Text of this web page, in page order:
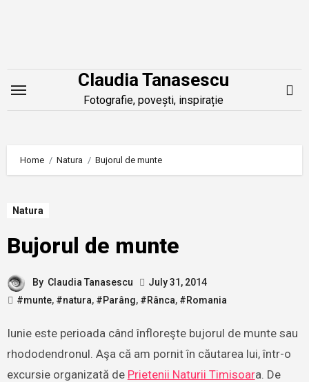
Claudia Tanasescu
Fotografie, povești, inspirație
Home Natura Bujorul de munte
Natura
Bujorul de munte
By Claudia Tanasescu
July 31, 2014
#munte, #natura, #Parâng, #Rânca, #Romania
Iunie este perioada când înfloreşte bujorul de munte sau
rhododendronul. Aşa că am pornit în căutarea lui, într-o
excursie organizată de Prietenii Naturii Timisoara. De